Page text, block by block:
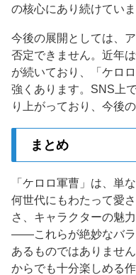
の核心にあり続けていま
今後の展開としては、
否定できません。近年
が続いており、「ケロ
強くあります。SNS上
り上がっており、今後
まとめ
「ケロロ軍曹」は、単
何世代にもわたって愛
さ、キャラクターの魅
——これらが絶妙なバラ
あるものではありませ
からでも十分楽しめる作